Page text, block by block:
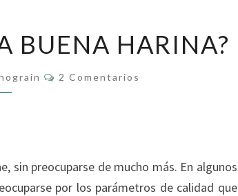
BUENA
BUENA HARINA?
Comentarios
2 Comentarios
sin preocuparse de mucho más. En algunos
por los parámetros de calidad que